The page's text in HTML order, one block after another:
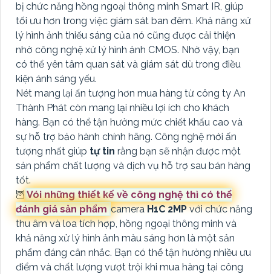
bị chức năng hồng ngoại thông minh Smart IR, giúp
tối ưu hơn trong việc giám sát ban đêm. Khả năng xử
lý hình ảnh thiếu sáng của nó cũng được cải thiện
nhờ công nghệ xử lý hình ảnh CMOS. Nhờ vậy, bạn
có thể yên tâm quan sát và giám sát dù trong điều
kiện ánh sáng yếu.
Nét mang lại ấn tượng hơn mua hàng từ công ty An
Thành Phát còn mang lại nhiều lợi ích cho khách
hàng. Bạn có thể tận hưởng mức chiết khấu cao và
sự hỗ trợ bảo hành chính hãng. Công nghệ mới ấn
tượng nhất giúp tự tin rằng bạn sẽ nhận được một
sản phẩm chất lượng và dịch vụ hỗ trợ sau bán hàng
tốt.
🦉Vói những thiết kế về công nghệ thì có thể
đánh giá sản phẩmcameraH1C 2MPvới chức năng
thu âm và loa tích hợp, hồng ngoại thông minh và
khả năng xử lý hình ảnh màu sáng hơn là một sản
phẩm đáng cân nhắc. Bạn có thể tận hưởng nhiều ưu
điểm và chất lượng vượt trội khi mua hàng tại công